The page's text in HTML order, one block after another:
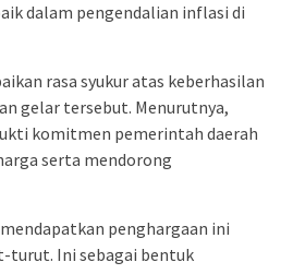
dalam pengendalian inflasi di
rasa syukur atas keberhasilan
gelar tersebut. Menurutnya,
komitmen pemerintah daerah
serta mendorong
penghargaan ini
turut. Ini sebagai bentuk